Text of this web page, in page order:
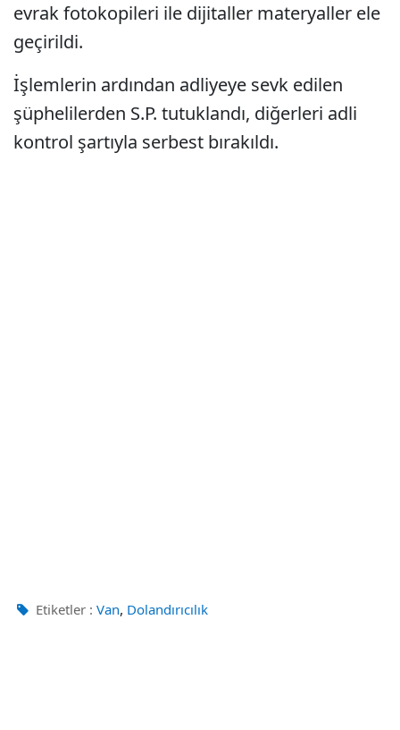
evrak fotokopileri ile dijitaller materyaller ele
geçirildi.
İşlemlerin ardından adliyeye sevk edilen
şüphelilerden S.P. tutuklandı, diğerleri adli
kontrol şartıyla serbest bırakıldı.
Etiketler : Van, Dolandırıcılık